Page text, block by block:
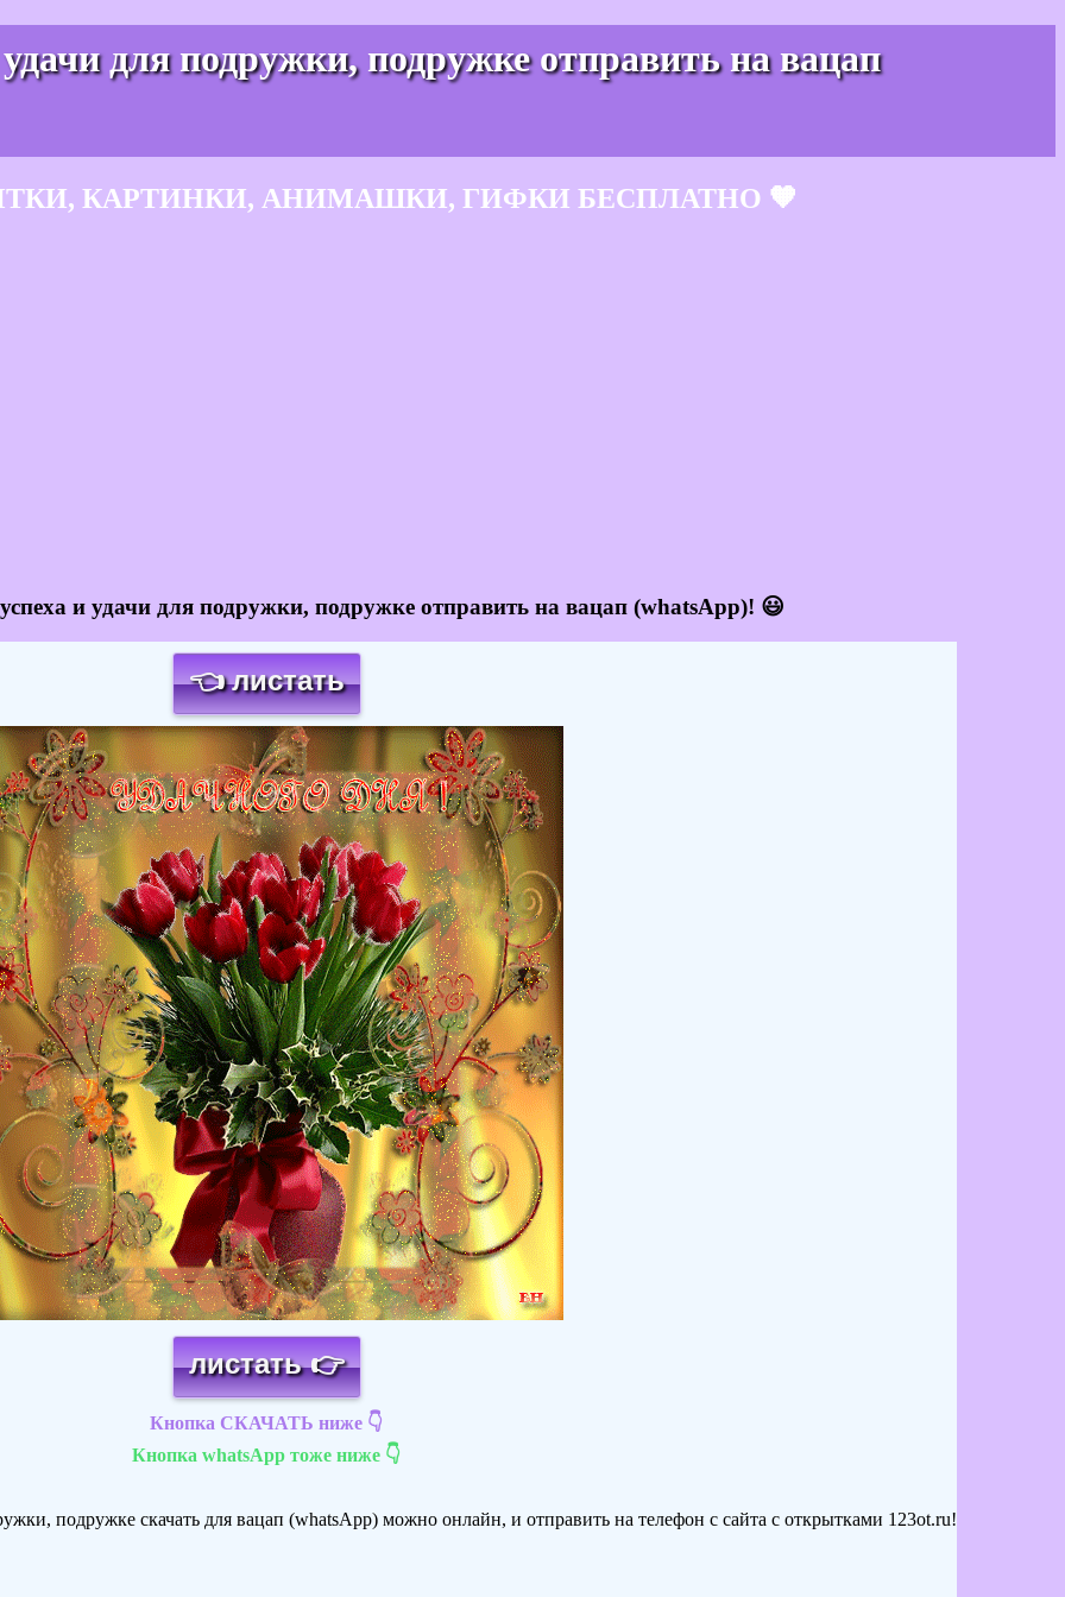
для подружки, подружке отправить на вацап
КАРТИНКИ, АНИМАШКИ, ГИФКИ БЕСПЛАТНО 🧡
и удачи для подружки, подружке отправить на вацап (whatsApp)! 😃
👈 листать
Загрузка картинки...
листать 👉
Кнопка СКАЧАТЬ ниже 👇
Кнопка whatsApp тоже ниже 👇
подружке скачать для вацап (whatsApp) можно онлайн, и отправить на телефон с сайта с открытками 123ot.ru!